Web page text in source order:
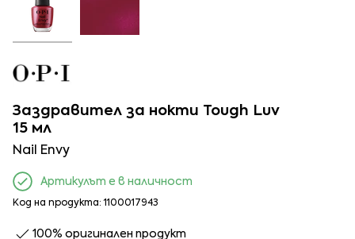
Заздравител за нокти Tough Luv
15 мл
Nail Envy
Артикулът е в наличност
Код на продукта: 1100017943
100% оригинален продукт